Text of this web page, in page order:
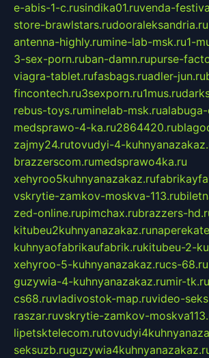
e-abis-1-c.rusindika01.ruvenda-
store-brawlstars.rudooraleksandria.ru
antenna-highly.rumine-lab-msk.ru1-
3-sex-porn.ruban-damn.rupurse-
viagra-tablet.rufasbags.ruadler-jun.ru
fincontech.ru3sexporn.ru1mus.ru
rebus-toys.ruminelab-msk.ru
medsprawo-4-ka.ru2864420.ru
zajmy24.rutovudyi-4-
brazzerscom.rumedsprawo4ka.ru
xehyroo5kuhnyanazakaz.ru
vskrytie-zamkov-moskva-113.ru
zed-online.rupimchax.rubrazzers-
kitubeu2kuhnyanazakaz.ru
kuhnyaofabrikaufabrik.rukitubeu-2-
xehyroo-5-kuhnyanazakaz.rucs-68.ru
guzywia-4-kuhnyanazakaz.rumir-tk.ru
cs68.ruvladivostok-map.ruvideo-
raszar.ruvskrytie-zamkov-
lipetsktelecom.ru
seksuzb.ru